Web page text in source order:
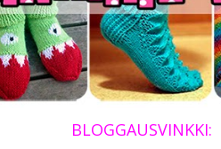
BLOGGAUSVINKKI: